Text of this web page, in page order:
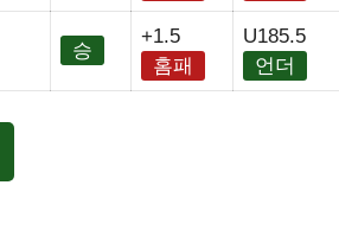
승
+1.5
홈패
U185.5
언더